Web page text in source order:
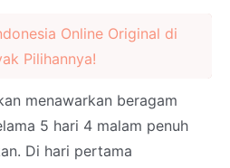
Online Original di
Pilihannya!
menawarkan beragam
5 hari 4 malam penuh
Di hari pertama